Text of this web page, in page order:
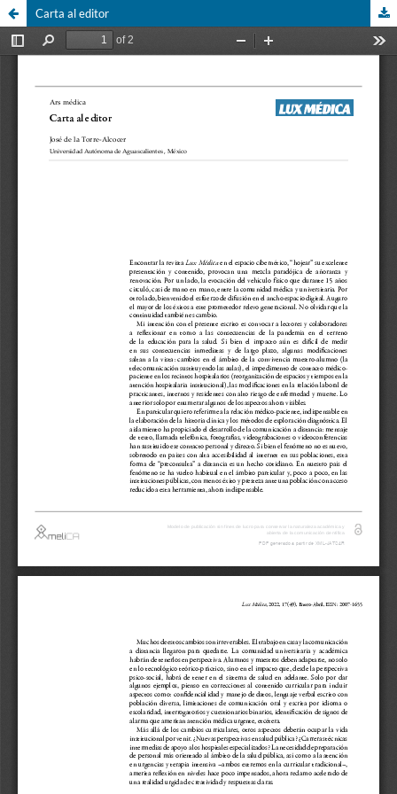
Carta al editor